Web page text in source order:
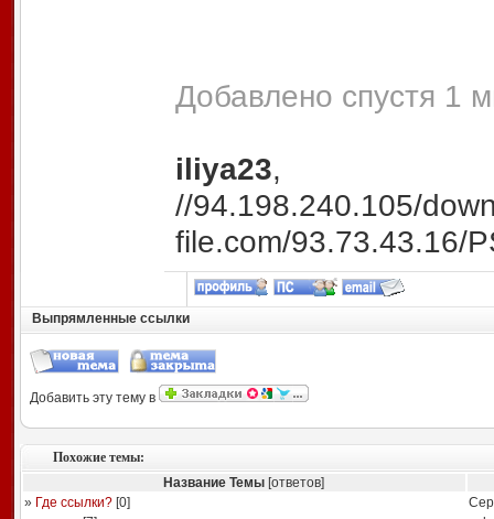
Добавлено спустя 1
iliya23,
//94.198.240.105/
file.com/93.73.43.16/
Выпрямленные ссылки
Добавить эту тему в
Похожие темы:
Название Темы [ответов]
» Где ссылки?[0]